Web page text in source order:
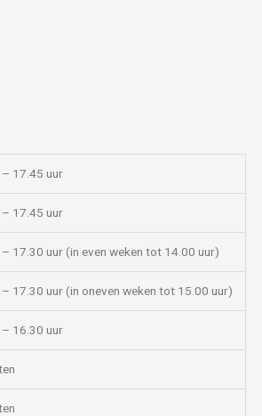
17.45 uur
17.45 uur
17.30 uur (in even weken tot 14.00 uur)
17.30 uur (in oneven weken tot 15.00 uur)
16.30 uur